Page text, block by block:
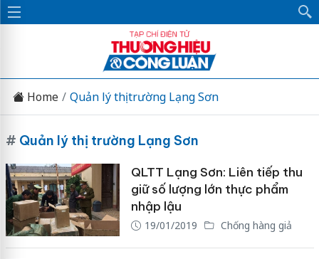
Home Quản lý thị trường Lạng Sơn
# Quản lý thị trường Lạng Sơn
QLTT Lạng Sơn: Liên tiếp thu
giữ số lượng lớn thực phẩm
nhập lậu
19/01/2019 Chống hàng giả